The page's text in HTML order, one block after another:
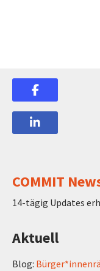
COMMIT
14-tägig Updates
Aktuell
Blog: